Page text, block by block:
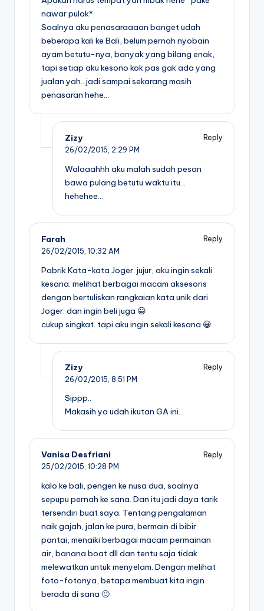
nawar pulak*
Soalnya aku penasaraaaan banget udah
beberapa kali ke Bali, belum pernah nyobain
ayam betutu-nya, banyak yang bilang enak,
tapi setiap aku kesono kok pas gak ada yang
jualan yah…jadi sampai sekarang masih
penasaran hehe…
Zizy
Reply
26/02/2015, 2:29 PM
Walaaahhh aku malah sudah pesan
bawa pulang betutu waktu itu…
hehehee…
Farah
Reply
26/02/2015, 10:32 AM
Pabrik Kata-kata Joger. jujur, aku ingin sekali
kesana. melihat berbagai macam aksesoris
dengan bertuliskan rangkaian kata unik dari
Joger. dan ingin beli juga 😀
cukup singkat. tapi aku ingin sekali kesana 😀
Zizy
Reply
26/02/2015, 8:51 PM
Sippp..
Makasih ya udah ikutan GA ini..
Vanisa Desfriani
Reply
25/02/2015, 10:28 PM
kalo ke bali, pengen ke nusa dua, soalnya
sepupu pernah ke sana. Dan itu jadi daya tarik
tersendiri buat saya. Tentang pengalaman
naik gajah, jalan ke pura, bermain di bibir
pantai, menaiki berbagai macam permainan
air, banana boat dll dan tentu saja tidak
melewatkan untuk menyelam. Dengan melihat
foto-fotonya, betapa membuat kita ingin
berada di sana 🙂